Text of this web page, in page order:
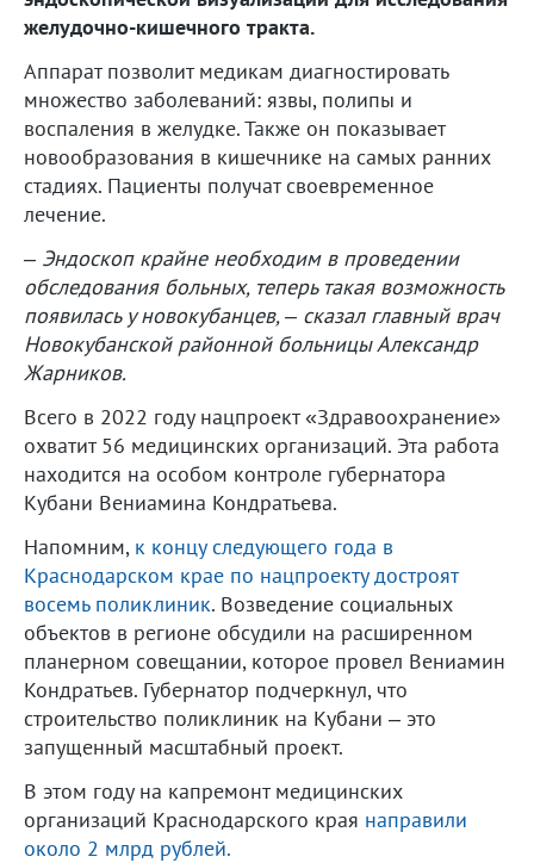
желудочно-кишечного тракта.
Аппарат позволит медикам диагностировать
множество заболеваний: язвы, полипы и
воспаления в желудке. Также он показывает
новообразования в кишечнике на самых ранних
стадиях. Пациенты получат своевременное
лечение.
– Эндоскоп крайне необходим в проведении
обследования больных, теперь такая возможность
появилась у новокубанцев, – сказал главный врач
Новокубанской районной больницы Александр
Жарников.
Всего в 2022 году нацпроект «Здравоохранение»
охватит 56 медицинских организаций. Эта работа
находится на особом контроле губернатора
Кубани Вениамина Кондратьева.
Напомним, к концу следующего года в
Краснодарском крае по нацпроекту достроят
восемь поликлиник. Возведение социальных
объектов в регионе обсудили на расширенном
планерном совещании, которое провел Вениамин
Кондратьев. Губернатор подчеркнул, что
строительство поликлиник на Кубани – это
запущенный масштабный проект.
В этом году на капремонт медицинских
организаций Краснодарского края направили
около 2 млрд рублей.